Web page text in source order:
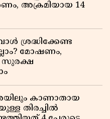
അക്രമിയായ 14
ശ്രദ്ധിക്കേണ്ട
മോഷണം,
സുരക്ഷ
കാണാതായ
തിരച്ചിൽ